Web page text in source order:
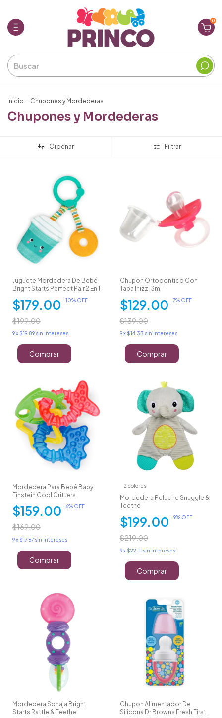
0
Inicio . Chupones y Mordederas
Chupones y Mordederas
Ordenar Filtrar
Juguete Mordedera De Bebé
Bright Starts Perfect Pair 2 En 1
$179.00 -10% OFF
$199.00
9x $19.89 sin intereses
Comprar
Chupon Ortodontico Con
Tapa Inizzi 3m+
$129.00 -7% OFF
$139.00
9 x $14.33 sin intereses
Comprar
Mordedera Para Bebé Baby
Einstein Cool Critters
$159.00 -6% OFF
$169.00
9x $17.67 sin intereses
Comprar
2 colores
Mordedera Peluche Snuggle &
Teethe
$199.00 -9% OFF
$219.00
9 x $22.11 sin intereses
Comprar
Mordedera Sonaja Bright
Starts Rattle & Teethe
Chupon Alimentador De
Silicona Dr Browns Fresh Firsts